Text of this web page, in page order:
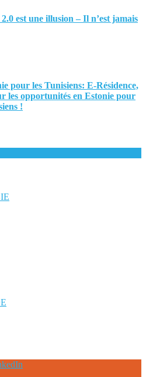
est une illusion – Il n’est jamais
pour les Tunisiens: E-Résidence,
les opportunités en Estonie pour
!